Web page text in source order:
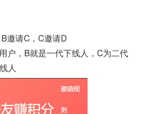
邀请C，C邀请D
户，B就是一代下线人，C为二代
人